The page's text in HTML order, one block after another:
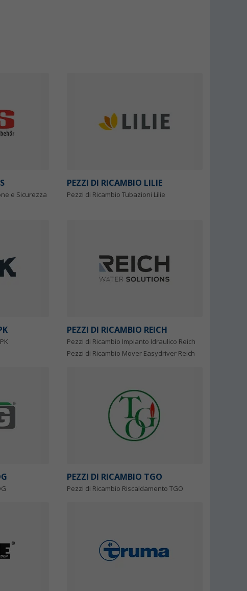
e Sicurezza
PEZZI DI RICAMBIO LILIE
Pezzi di Ricambio Tubazioni Lilie
PEZZI DI RICAMBIO REICH
Pezzi di Ricambio Impianto Idraulico Reich
Pezzi di Ricambio Mover Easydriver Reich
PEZZI DI RICAMBIO TGO
Pezzi di Ricambio Riscaldamento TGO